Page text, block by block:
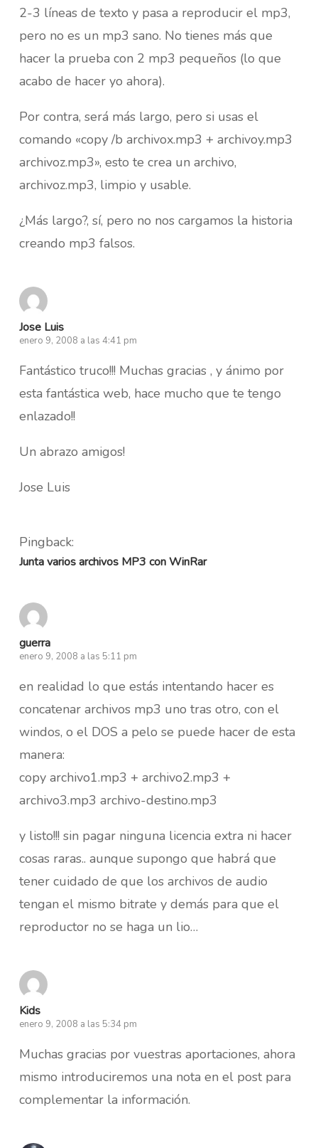
2-3 líneas de texto y pasa a reproducir el mp3,
pero no es un mp3 sano. No tienes más que
hacer la prueba con 2 mp3 pequeños (lo que
acabo de hacer yo ahora).
Por contra, será más largo, pero si usas el
comando «copy /b archivox.mp3 + archivoy.mp3
archivoz.mp3», esto te crea un archivo,
archivoz.mp3, limpio y usable.
¿Más largo?, sí, pero no nos cargamos la historia
creando mp3 falsos.
Jose Luis
enero 9, 2008 a las 4:41 pm
Fantástico truco!!! Muchas gracias , y ánimo por
esta fantástica web, hace mucho que te tengo
enlazado!!
Un abrazo amigos!
Jose Luis
Pingback:
Junta varios archivos MP3 con WinRar
guerra
enero 9, 2008 a las 5:11 pm
en realidad lo que estás intentando hacer es
concatenar archivos mp3 uno tras otro, con el
windos, o el DOS a pelo se puede hacer de esta
manera:
copy archivo1.mp3 + archivo2.mp3 +
archivo3.mp3 archivo-destino.mp3
y listo!!! sin pagar ninguna licencia extra ni hacer
cosas raras.. aunque supongo que habrá que
tener cuidado de que los archivos de audio
tengan el mismo bitrate y demás para que el
reproductor no se haga un lio…
Kids
enero 9, 2008 a las 5:34 pm
Muchas gracias por vuestras aportaciones, ahora
mismo introduciremos una nota en el post para
complementar la información.